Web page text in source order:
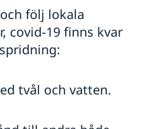
följ lokala
covid-19 finns kvar
tvål och vatten.